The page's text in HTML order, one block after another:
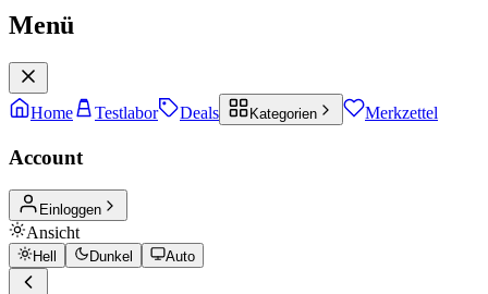
Menü
Home Testlabor Deals Kategorien Merkzettel
Account
Einloggen
Ansicht
Hell Dunkel Auto